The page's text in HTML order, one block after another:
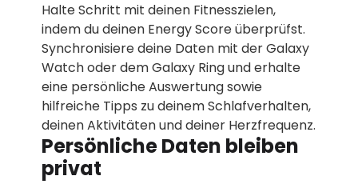
Halte Schritt mit deinen Fitnesszielen,
indem du deinen Energy Score überprüfst.
Synchronisiere deine Daten mit der Galaxy
Watch oder dem Galaxy Ring und erhalte
eine persönliche Auswertung sowie
hilfreiche Tipps zu deinem Schlafverhalten,
deinen Aktivitäten und deiner Herzfrequenz.
Persönliche Daten bleiben
privat